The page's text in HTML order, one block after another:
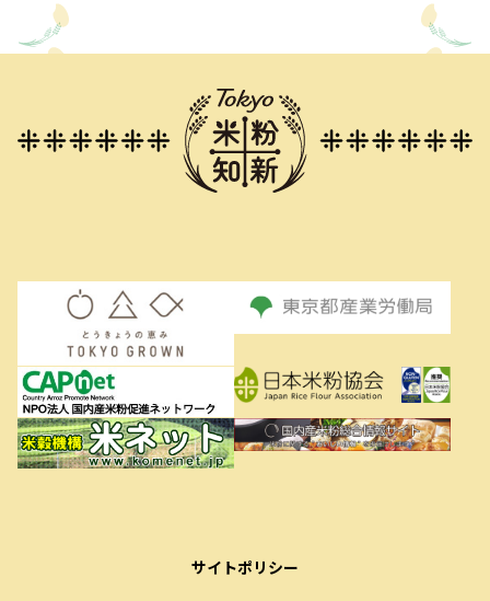
サイトポリシー